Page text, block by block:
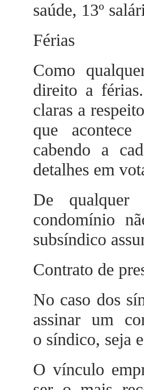
saúde, 13º
Férias
Como
direito a
claras a
que
cabendo a
detalhes em
De
condomínio
subsíndico
Contrato de
No caso dos
assinar um
o síndico, seja
O vínculo